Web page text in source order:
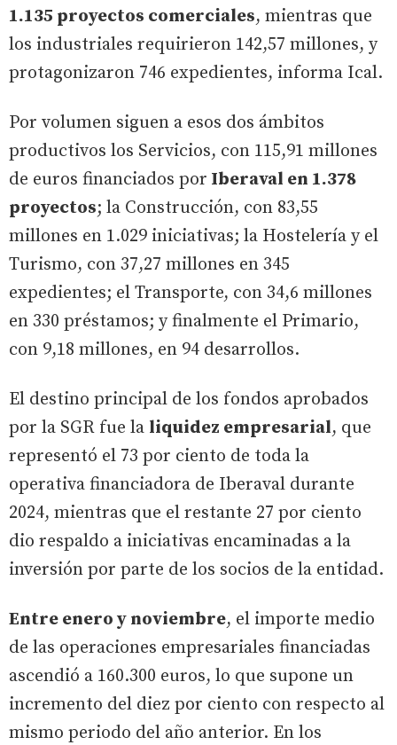
1.135 proyectos comerciales, mientras que
los industriales requirieron 142,57 millones, y
protagonizaron 746 expedientes, informa Ical.
Por volumen siguen a esos dos ámbitos
productivos los Servicios, con 115,91 millones
de euros financiados por Iberaval en 1.378
proyectos; la Construcción, con 83,55
millones en 1.029 iniciativas; la Hostelería y el
Turismo, con 37,27 millones en 345
expedientes; el Transporte, con 34,6 millones
en 330 préstamos; y finalmente el Primario,
con 9,18 millones, en 94 desarrollos.
El destino principal de los fondos aprobados
por la SGR fue la liquidez empresarial, que
representó el 73 por ciento de toda la
operativa financiadora de Iberaval durante
2024, mientras que el restante 27 por ciento
dio respaldo a iniciativas encaminadas a la
inversión por parte de los socios de la entidad.
Entre enero y noviembre, el importe medio
de las operaciones empresariales financiadas
ascendió a 160.300 euros, lo que supone un
incremento del diez por ciento con respecto al
mismo periodo del año anterior. En los